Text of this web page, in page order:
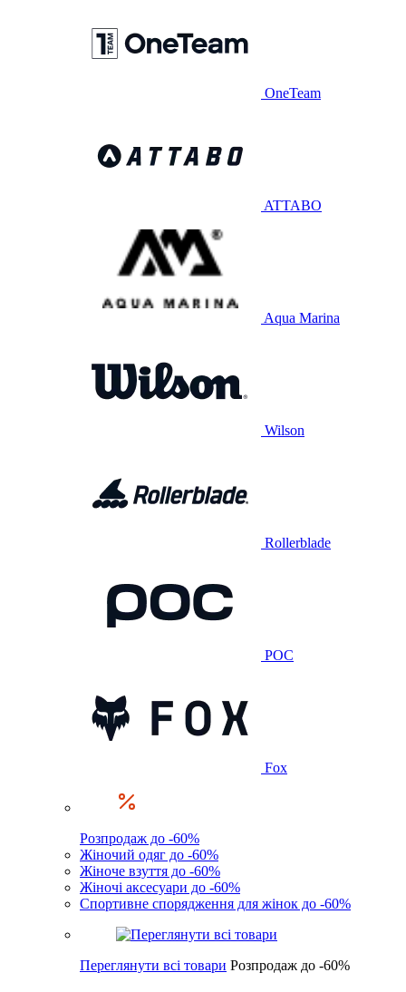
OneTeam
ATTABO
Aqua Marina
Wilson
Rollerblade
POC
Fox
Розпродаж до -60%
Жіночий одяг до -60%
Жіноче взуття до -60%
Жіночі аксесуари до -60%
Спортивне спорядження для жінок до -60%
Переглянути всі товари Розпродаж до -60%